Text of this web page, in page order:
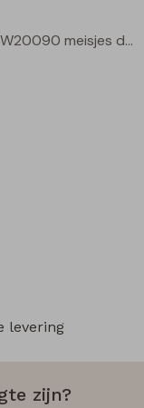
Bamilla W20090 meisjes denim jack Bruin
levering
zijn?